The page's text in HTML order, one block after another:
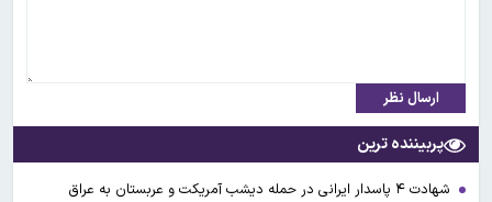
ارسال نظر
پربیننده ترین
شهادت ۴ پاسدار ایرانی در حمله دیشب آمریکت و عربستان به عراق